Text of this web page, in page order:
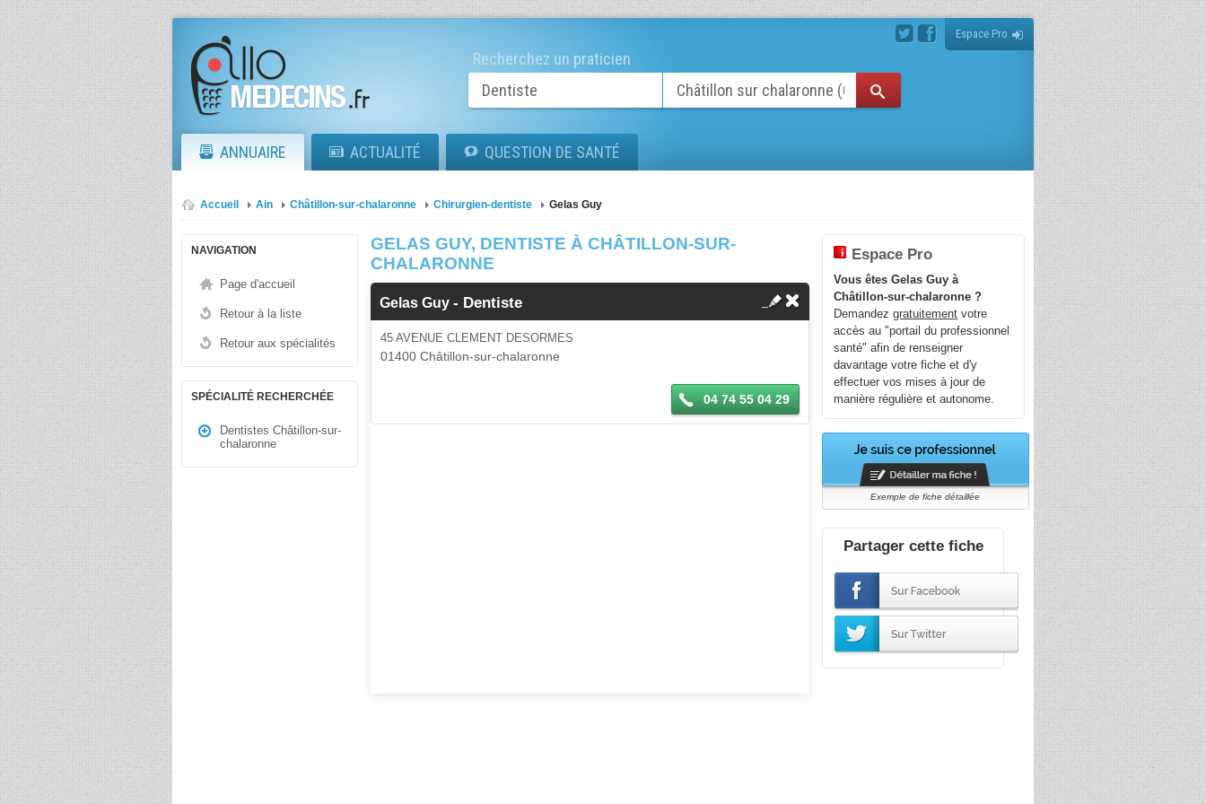
Espace Pro
Recherchez un praticien
ANNUAIRE ACTUALITÉ QUESTION DE SANTÉ
Accueil Ain Châtillon-sur-chalaronne Chirurgien-dentiste Gelas Guy
NAVIGATION
Page d'accueil
Retour à la liste
Retour aux spécialités
SPÉCIALITÉ RECHERCHÉE
Dentistes Châtillon-sur-
chalaronne
GELAS GUY, DENTISTE À CHÂTILLON-SUR-
CHALARONNE
Gelas Guy- Dentiste
45 AVENUE CLEMENT DESORMES
01400 Châtillon-sur-chalaronne
04 74 55 04 29
Espace Pro
Vous êtes Gelas Guy à
Châtillon-sur-chalaronne ?
Demandezgratuitement votre
accès au "portail du professionnel
santé" afin de renseigner
davantage votre fiche et d'y
effectuer vos mises à jour de
manière régulière et autonome.
Exemple de fiche détaillée
Partager cette fiche